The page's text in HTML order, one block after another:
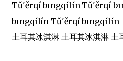
Tǔ'ěrqí bīngqílín Tǔ'ěrqí
bīngqílín Tǔ'ěrqí bīngqílín
土耳其冰淇淋 土耳其冰淇淋 土